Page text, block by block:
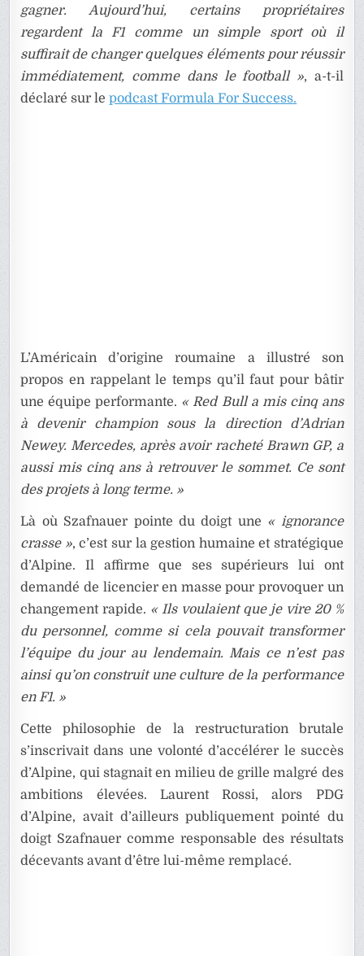
gagner. Aujourd’hui, certains propriétaires
regardent la F1 comme un simple sport où il
suffirait de changer quelques éléments pour réussir
immédiatement, comme dans le football », a-t-il
déclaré sur lepodcast Formula For Success.
L’Américain d’origine roumaine a illustré son
propos en rappelant le temps qu’il faut pour bâtir
une équipe performante. « Red Bull a mis cinq ans
à devenir champion sous la direction d’Adrian
Newey. Mercedes, après avoir racheté Brawn GP, a
aussi mis cinq ans à retrouver le sommet. Ce sont
des projets à long terme. »
Là où Szafnauer pointe du doigt une « ignorance
crasse », c’est sur la gestion humaine et stratégique
d’Alpine. Il affirme que ses supérieurs lui ont
demandé de licencier en masse pour provoquer un
changement rapide. « Ils voulaient que je vire 20 %
du personnel, comme si cela pouvait transformer
l’équipe du jour au lendemain. Mais ce n’est pas
ainsi qu’on construit une culture de la performance
en F1. »
Cette philosophie de la restructuration brutale
s’inscrivait dans une volonté d’accélérer le succès
d’Alpine, qui stagnait en milieu de grille malgré des
ambitions élevées. Laurent Rossi, alors PDG
d’Alpine, avait d’ailleurs publiquement pointé du
doigt Szafnauer comme responsable des résultats
décevants avant d’être lui-même remplacé.